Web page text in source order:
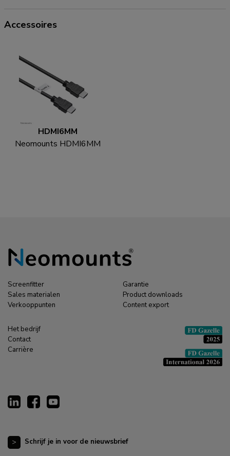
Accessoires
HDMI6MM
Neomounts HDMI6MM
Screenfitter
Sales materialen
Verkooppunten
Garantie
Product downloads
Content export
Het bedrijf
Contact
Carrière
Schrijf je in voor de nieuwsbrief